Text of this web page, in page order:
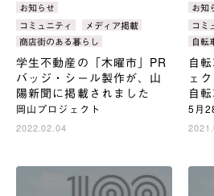
カ
テ
リ：
お知らせ
タ
グ：
コミュニティ
メディア掲載
商店街のある暮らし
学生不動産の「木曜市」PR
バッジ・シール製作が、山
陽新聞に掲載されました
岡山プロジェクト
2022.02.04
カ
テ
リ：
お知
タ
グ：
コミ
自転
自
ェク
自
5月